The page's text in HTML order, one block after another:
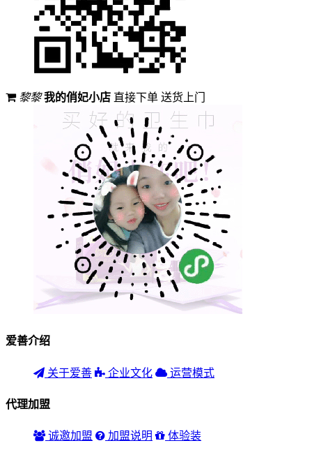
黎黎 我的俏妃小店 直接下单 送货上门
爱善介绍
关于爱善 企业文化 运营模式
代理加盟
诚邀加盟 加盟说明 体验装